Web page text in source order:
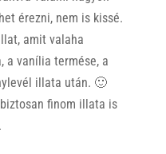
érezni, nem is kissé.
amit valaha
a vanília termése, a
illata után. 🙂
finom illata is